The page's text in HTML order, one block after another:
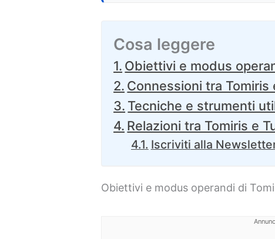
Cosa leggere
Obiettivi e modus
Connessioni tra Tomiris
Tecniche e strumenti
Relazioni tra Tomiris e
Iscriviti alla
Obiettivi e modus operandi di